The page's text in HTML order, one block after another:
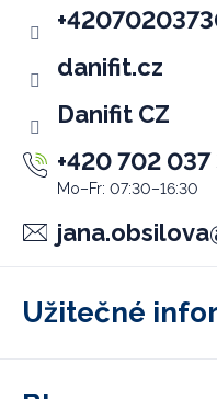
jana.obsilova
+420 702
Danifit CZ
danifit.cz
Užitečné